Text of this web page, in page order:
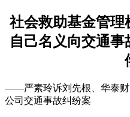
社会救助基金管理
自己名义向交通
——严素玲诉刘先根、华泰财
公司交通事故纠纷案